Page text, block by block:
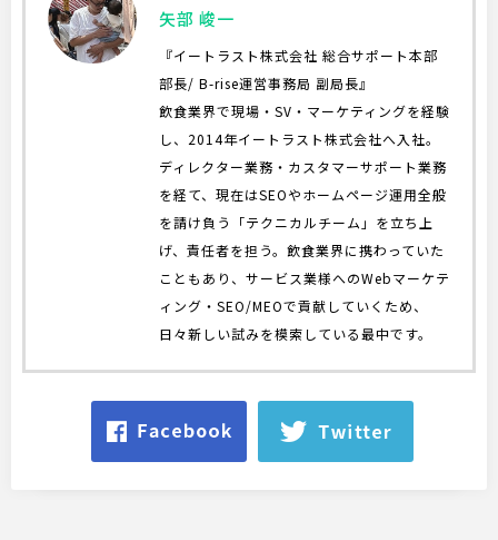
矢部 峻一
『イートラスト株式会社 総合サポート本部
部長/ B-rise運営事務局 副局長』
飲食業界で現場・SV・マーケティングを経験
し、2014年イートラスト株式会社へ入社。
ディレクター業務・カスタマーサポート業務
を経て、現在はSEOやホームページ運用全般
を請け負う「テクニカルチーム」を立ち上
げ、責任者を担う。飲食業界に携わっていた
こともあり、サービス業様へのWebマーケテ
ィング・SEO/MEOで貢献していくため、
日々新しい試みを模索している最中です。